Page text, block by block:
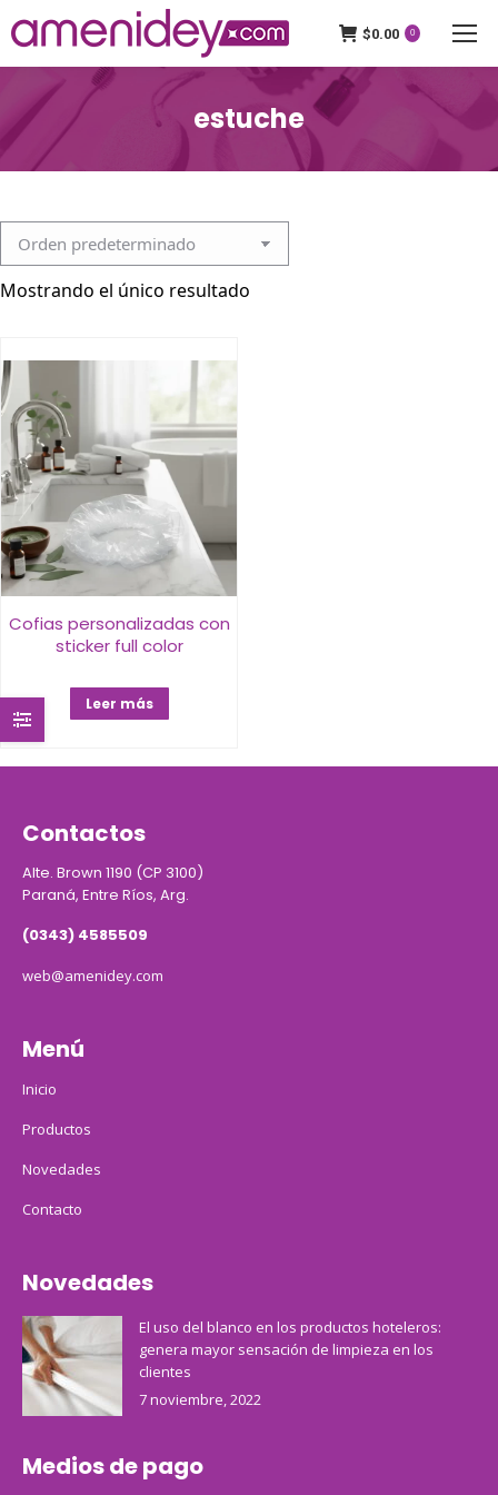
$0.00 0
estuche
Mostrando el único resultado
Cofias personalizadas con
sticker full color
Leer más
Contactos
Alte. Brown 1190 (CP 3100)
Paraná, Entre Ríos, Arg.
(0343) 4585509
web@amenidey.com
Menú
Inicio
Productos
Novedades
Contacto
Novedades
El uso del blanco en los productos hoteleros:
genera mayor sensación de limpieza en los
clientes
7 noviembre, 2022
Medios de pago